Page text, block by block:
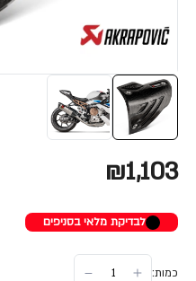
₪1,103
לבדיקת מלאי בסניפים
כמות: